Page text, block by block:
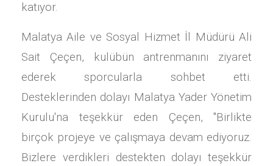
katıyor.
Malatya Aile ve Sosyal Hizmet İl Müdürü Ali
Sait Çeçen, kulübün antrenmanını ziyaret
ederek sporcularla sohbet etti.
Desteklerinden dolayı Malatya Yader Yönetim
Kurulu'na teşekkür eden Çeçen, "Birlikte
birçok projeye ve çalışmaya devam ediyoruz.
Bizlere verdikleri destekten dolayı teşekkür